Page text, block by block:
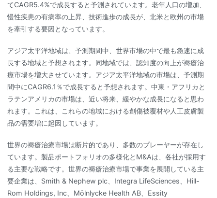
てCAGR5.4%で成長すると予測されています。老年人口の増加、
慢性疾患の有病率の上昇、技術進歩の成長が、北米と欧州の市場
を牽引する要因となっています。
アジア太平洋地域は、予測期間中、世界市場の中で最も急速に成
長する地域と予想されます。同地域では、認知度の向上が褥瘡治
療市場を増大させています。アジア太平洋地域の市場は、予測期
間中にCAGR6.1％で成長すると予想されます。中東・アフリカと
ラテンアメリカの市場は、近い将来、緩やかな成長になると思わ
れます。これは、これらの地域における創傷被覆材や人工皮膚製
品の需要増に起因しています。
世界の褥瘡治療市場は断片的であり、多数のプレーヤーが存在し
ています。製品ポートフォリオの多様化とM&Aは、各社が採用す
る主要な戦略です。世界の褥瘡治療市場で事業を展開している主
要企業は、Smith & Nephew plc、Integra LifeSciences、Hill-
Rom Holdings, Inc、Mölnlycke Health AB、Essity